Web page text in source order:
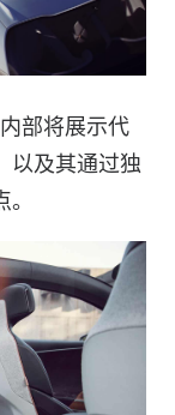
部将展示代
以及其通过独